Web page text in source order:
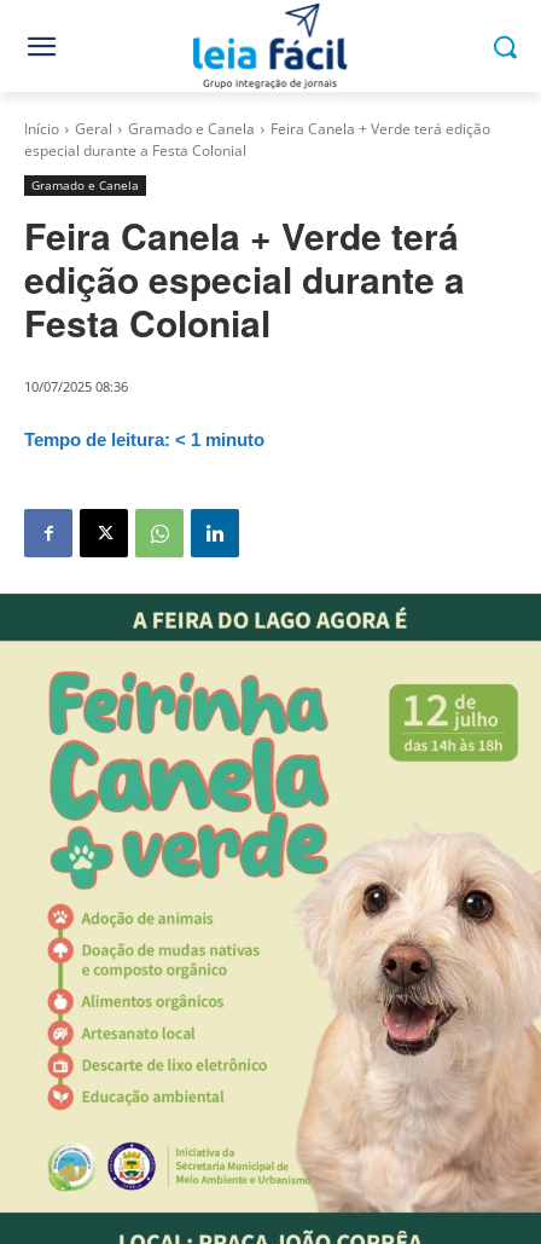
Início Geral Gramado e Canela
Feira Canela + Verde terá edição
especial durante a Festa Colonial
Gramado e Canela
Feira Canela + Verde terá
edição especial durante a
Festa Colonial
10/07/2025 08:36
Tempo de leitura: < 1 minuto